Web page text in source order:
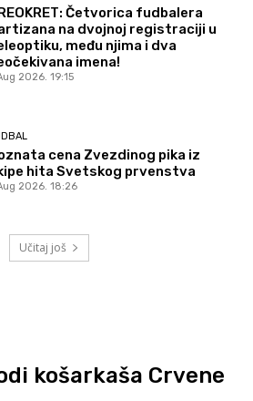
Četvorica fudbalera
na dvojnoj registraciji u
među njima i dva
imena!
2026. 19:15
cena Zvezdinog pika iz
hita Svetskog prvenstva
2026. 18:26
Učitaj još